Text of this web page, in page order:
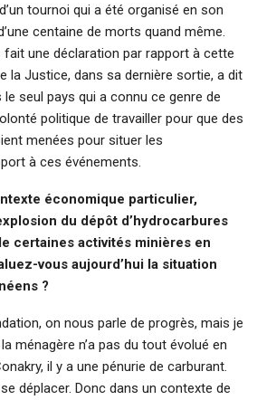
tournoi qui a été organisé en son
centaine de morts quand même.
fait une déclaration par rapport à cette
la Justice, dans sa dernière sortie, a dit
le seul pays qui a connu ce genre de
politique de travailler pour que des
menées pour situer les
à ces événements.
économique particulier,
du dépôt d’hydrocarbures
certaines activités minières en
vous aujourd’hui la situation
?
on nous parle de progrès, mais je
ménagère n’a pas du tout évolué en
il y a une pénurie de carburant.
déplacer. Donc dans un contexte de